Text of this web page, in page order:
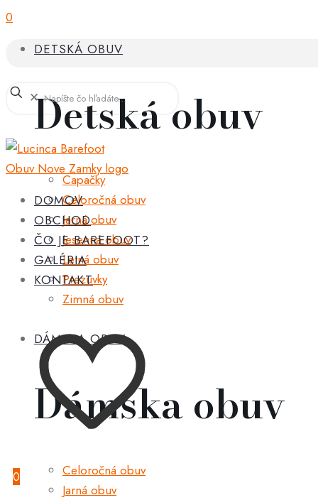
0
DETSKÁ OBUV
Detská obuv
Capačky
Celoročná obuv
Jarná obuv
Jesenná obuv
Letná obuv
Prezuvky
Zimná obuv
DÁMSKA OBUV
Dámska obuv
Celoročná obuv
Jarná obuv
✕
DOMOV
OBCHOD
ČO JE BAREFOOT?
GALÉRIA
KONTAKT
0